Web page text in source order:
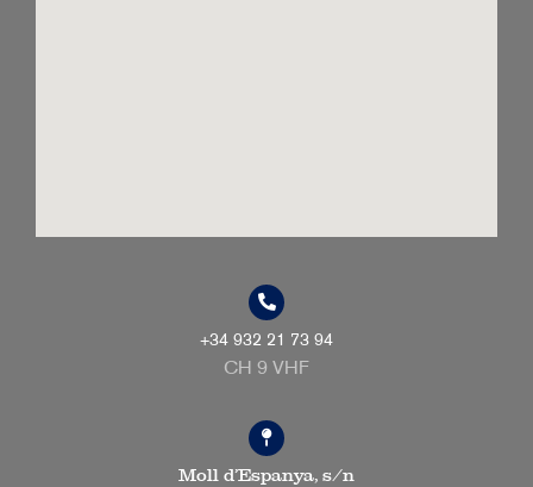
+34 932 21 73 94
CH 9 VHF
Moll d’Espanya, s/n